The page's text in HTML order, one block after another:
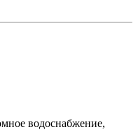
водоснабжение,